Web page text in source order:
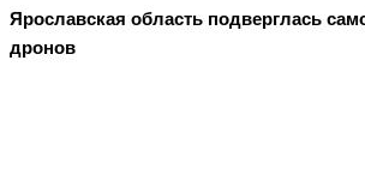
Ярославская область подверглась
дронов